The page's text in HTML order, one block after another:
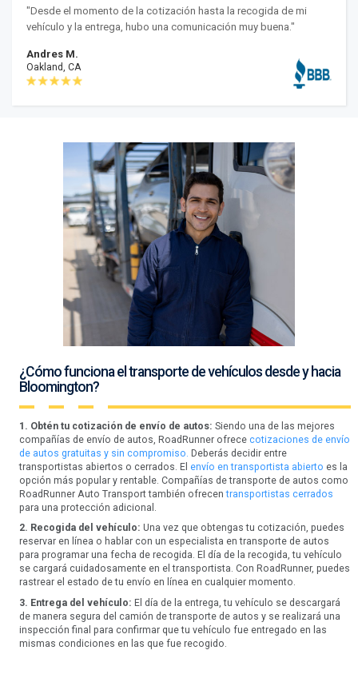
"Desde el momento de la cotización hasta la recogida de mi
vehículo y la entrega, hubo una comunicación muy buena."
Andres M.
Oakland, CA
¿Cómo funciona el transporte de vehículos desde y hacia
Bloomington?
1. Obtén tu cotización de envío de autos: Siendo una de las mejores
compañías de envío de autos, RoadRunner ofrece cotizaciones de envío
de autos gratuitas y sin compromiso. Deberás decidir entre
transportistas abiertos o cerrados. El envío en transportista abierto es la
opción más popular y rentable. Compañías de transporte de autos como
RoadRunner Auto Transport también ofrecentransportistas cerrados
para una protección adicional.
2. Recogida del vehículo: Una vez que obtengas tu cotización, puedes
reservar en línea o hablar con un especialista en transporte de autos
para programar una fecha de recogida. El día de la recogida, tu vehículo
se cargará cuidadosamente en el transportista. Con RoadRunner, puedes
rastrear el estado de tu envío en línea en cualquier momento.
3. Entrega del vehículo: El día de la entrega, tu vehículo se descargará
de manera segura del camión de transporte de autos y se realizará una
inspección final para confirmar que tu vehículo fue entregado en las
mismas condiciones en las que fue recogido.